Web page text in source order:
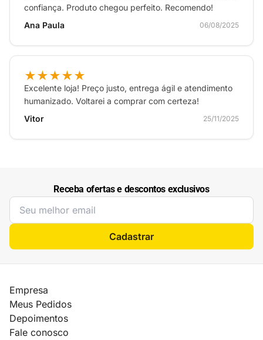
confiança. Produto chegou perfeito. Recomendo!
Ana Paula
06/08/2025
★★★★★
Excelente loja! Preço justo, entrega ágil e atendimento
humanizado. Voltarei a comprar com certeza!
Vitor
25/11/2025
Receba ofertas e descontos exclusivos
Cadastrar
Empresa
Meus Pedidos
Depoimentos
Fale conosco